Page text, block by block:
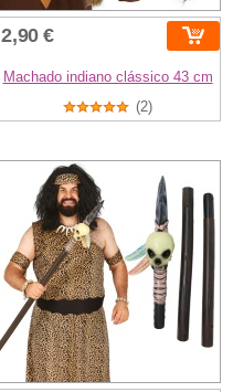
2,90 €
Machado indiano clássico 43 cm
(2)